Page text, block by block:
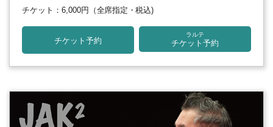
チケット：6,000円
（全席指定・税込)
チケット予約
ラルテ
チケット予約